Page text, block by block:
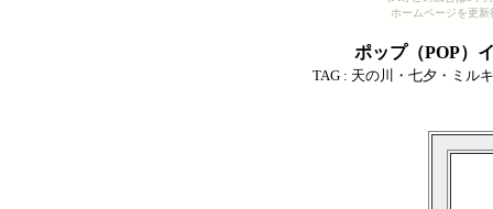
ホームページを更
ポップ（POP）
TAG : 天の川・七夕・ミル